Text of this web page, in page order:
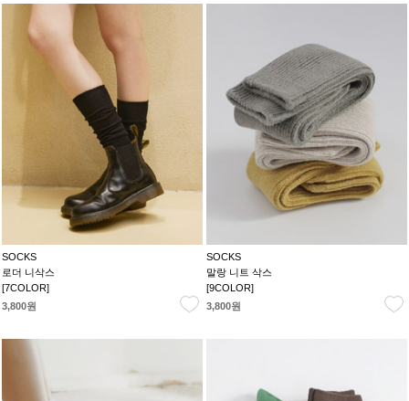
SOCKS
로더 니삭스
[7COLOR]
3,800원
SOCKS
말랑 니트 삭스
[9COLOR]
3,800원